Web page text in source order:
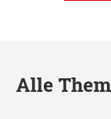
Alle